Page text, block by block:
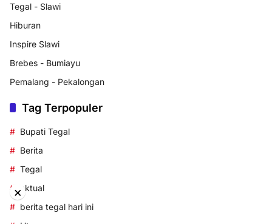
Tegal - Slawi
Hiburan
Inspire Slawi
Brebes - Bumiayu
Pemalang - Pekalongan
Tag Terpopuler
Bupati Tegal
Berita
Tegal
aktual
berita tegal hari ini
×